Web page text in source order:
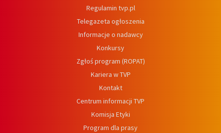
Regulamin tvp.pl
Telegazeta ogłoszenia
Informacje o nadawcy
Konkursy
Zgłoś program (ROPAT)
Kariera w TVP
Kontakt
Centrum informacji TVP
Komisja Etyki
Program dla prasy